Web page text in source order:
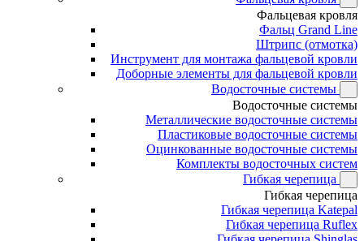
Фальцевая кровля
Фальц Grand Line
Штрипс (отмотка)
Инструмент для монтажа фальцевой кровли
Доборные элементы для фальцевой кровли
Водосточные системы
Водосточные системы
Металлические водосточные системы
Пластиковые водосточные системы
Оцинкованные водосточные системы
Комплекты водосточных систем
Гибкая черепица
Гибкая черепица
Гибкая черепица Katepal
Гибкая черепица Ruflex